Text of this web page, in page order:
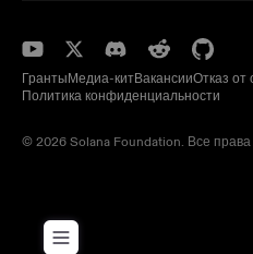
ГрантыМедиа-китВакансииОтказ от
Политика конфиденциальности
© 2026 Solana Foundation. Все